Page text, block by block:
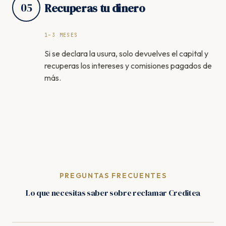
05 Recuperas tu dinero
1–3 MESES
Si se declara la usura, solo devuelves el capital y
recuperas los intereses y comisiones pagados de
más.
PREGUNTAS FRECUENTES
Lo que necesitas saber sobre reclamar Creditea